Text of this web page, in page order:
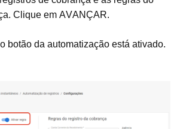
Clique em AVANÇAR.
botão da automatização está ativado.